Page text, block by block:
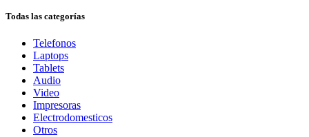
Todas las categorías
Telefonos
Laptops
Tablets
Audio
Video
Impresoras
Electrodomesticos
Otros